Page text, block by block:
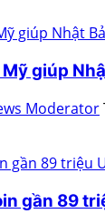
giúp
Moderator
gần 89